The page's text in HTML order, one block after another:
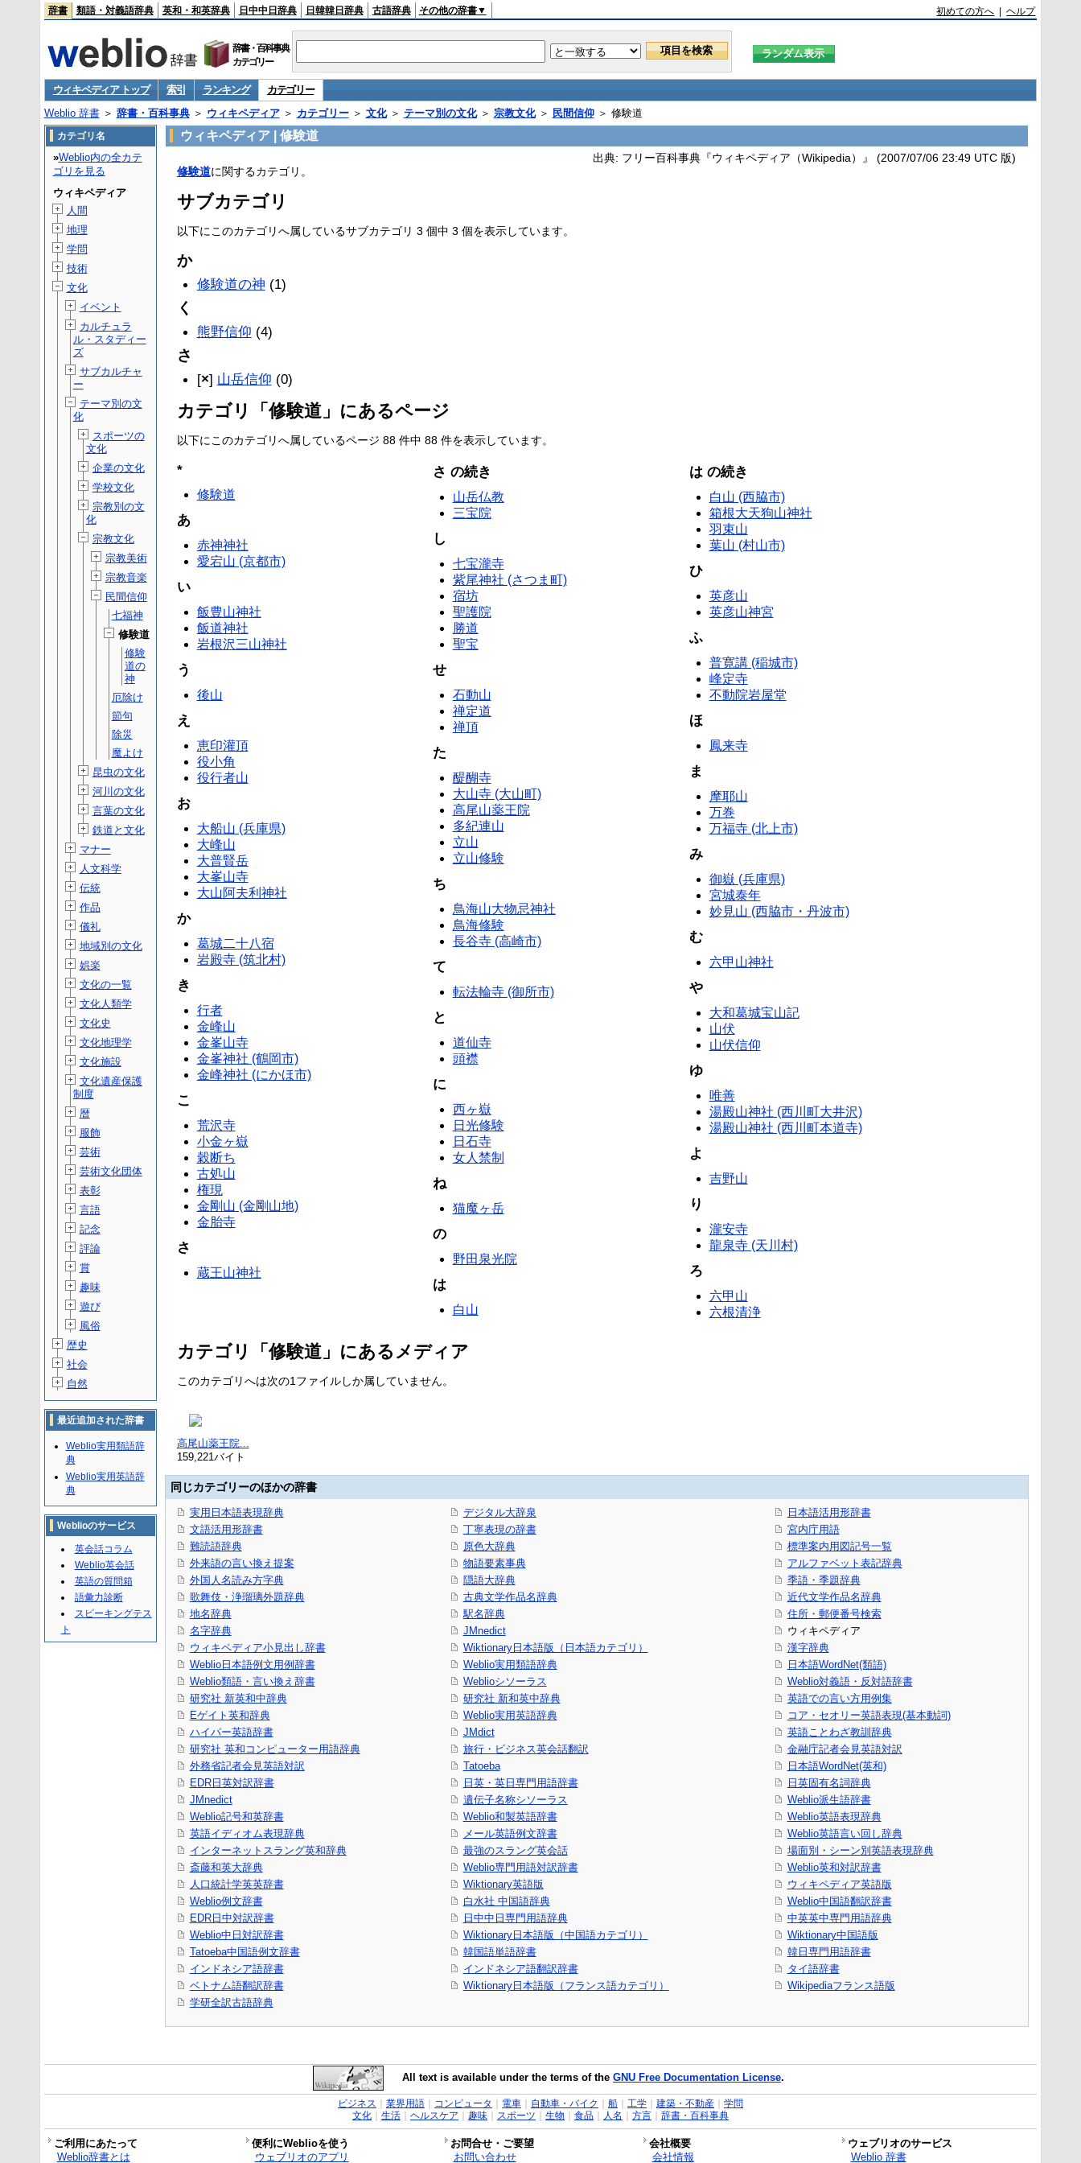
辞書 類語・対義語辞典 英和・和英辞典 日中中日辞典 日韓韓日辞典 古語辞典 その他の辞書▼ 初めての方へ |ヘルプ
辞書・百科事典
カテゴリー
ウィキペディア トップ 索引 ランキング
カテゴリー
Weblio 辞書＞ 辞書・百科事典＞ ウィキペディア＞ カテゴリー＞ 文化＞ テーマ別の文化＞ 宗教文化＞ 民間信仰＞ 修験道
ウィキペディア | 修験道
出典: フリー百科事典『ウィキペディア（Wikipedia）』 (2007/07/06 23:49 UTC 版)
修験道に関するカテゴリ。
サブカテゴリ
以下にこのカテゴリへ属しているサブカテゴリ 3 個中 3 個を表示しています。
か
修験道の神 (1)
く
熊野信仰 (4)
さ
[×] 山岳信仰 (0)
カテゴリ「修験道」にあるページ
以下にこのカテゴリへ属しているページ 88 件中 88 件を表示しています。
*
修験道
あ
赤神神社
愛宕山 (京都市)
い
飯豊山神社
飯道神社
岩根沢三山神社
う
後山
え
恵印灌頂
役小角
役行者山
お
大船山 (兵庫県)
大峰山
大普賢岳
大峯山寺
大山阿夫利神社
か
葛城二十八宿
岩殿寺 (筑北村)
き
行者
金峰山
金峯山寺
金峯神社 (鶴岡市)
金峰神社 (にかほ市)
こ
荒沢寺
小金ヶ嶽
穀断ち
古処山
権現
金剛山 (金剛山地)
金胎寺
さ
蔵王山神社
さ の続き
山岳仏教
三宝院
し
七宝瀧寺
紫尾神社 (さつま町)
宿坊
聖護院
勝道
聖宝
せ
石動山
禅定道
禅頂
た
醍醐寺
大山寺 (大山町)
高尾山薬王院
多紀連山
立山
立山修験
ち
鳥海山大物忌神社
鳥海修験
長谷寺 (高崎市)
て
転法輪寺 (御所市)
と
道仙寺
頭襟
に
西ヶ嶽
日光修験
日石寺
女人禁制
ね
猫魔ヶ岳
の
野田泉光院
は
白山
は の続き
白山 (西脇市)
箱根大天狗山神社
羽束山
葉山 (村山市)
ひ
英彦山
英彦山神宮
ふ
普寛講 (稲城市)
峰定寺
不動院岩屋堂
ほ
鳳来寺
ま
摩耶山
万巻
万福寺 (北上市)
み
御嶽 (兵庫県)
宮城泰年
妙見山 (西脇市・丹波市)
む
六甲山神社
や
大和葛城宝山記
山伏
山伏信仰
ゆ
唯善
湯殿山神社 (西川町大井沢)
湯殿山神社 (西川町本道寺)
よ
吉野山
り
瀧安寺
龍泉寺 (天川村)
ろ
六甲山
六根清浄
カテゴリ「修験道」にあるメディア
このカテゴリへは次の1ファイルしか属していません。
高尾山薬王院...
159,221バイト
同じカテゴリーのほかの辞書
実用日本語表現辞典
文語活用形辞書
難読語辞典
外来語の言い換え提案
外国人名読み方字典
歌舞伎・浄瑠璃外題辞典
地名辞典
名字辞典
ウィキペディア小見出し辞書
Weblio日本語例文用例辞書
Weblio類語・言い換え辞書
研究社 新英和中辞典
Eゲイト英和辞典
ハイパー英語辞書
研究社 英和コンピューター用語辞典
外務省記者会見英語対訳
EDR日英対訳辞書
JMnedict
Weblio記号和英辞書
英語イディオム表現辞典
インターネットスラング英和辞典
斎藤和英大辞典
人口統計学英英辞書
Weblio例文辞書
EDR日中対訳辞書
Weblio中日対訳辞書
Tatoeba中国語例文辞書
インドネシア語辞書
ベトナム語翻訳辞書
学研全訳古語辞典
デジタル大辞泉
丁寧表現の辞書
原色大辞典
物語要素事典
隠語大辞典
古典文学作品名辞典
駅名辞典
JMnedict
Wiktionary日本語版（日本語カテゴリ）
Weblio実用類語辞典
Weblioシソーラス
研究社 新和英中辞典
Weblio実用英語辞典
JMdict
旅行・ビジネス英会話翻訳
Tatoeba
日英・英日専門用語辞書
遺伝子名称シソーラス
Weblio和製英語辞書
メール英語例文辞書
最強のスラング英会話
Weblio専門用語対訳辞書
Wiktionary英語版
白水社 中国語辞典
日中中日専門用語辞典
Wiktionary日本語版（中国語カテゴリ）
韓国語単語辞書
インドネシア語翻訳辞書
Wiktionary日本語版（フランス語カテゴリ）
日本語活用形辞書
宮内庁用語
標準案内用図記号一覧
アルファベット表記辞典
季語・季題辞典
近代文学作品名辞典
住所・郵便番号検索
ウィキペディア
漢字辞典
日本語WordNet(類語)
Weblio対義語・反対語辞書
英語での言い方用例集
コア・セオリー英語表現(基本動詞)
英語ことわざ教訓辞典
金融庁記者会見英語対訳
日本語WordNet(英和)
日英固有名詞辞典
Weblio派生語辞書
Weblio英語表現辞典
Weblio英語言い回し辞典
場面別・シーン別英語表現辞典
Weblio英和対訳辞書
ウィキペディア英語版
Weblio中国語翻訳辞書
中英英中専門用語辞典
Wiktionary中国語版
韓日専門用語辞書
タイ語辞書
Wikipediaフランス語版
カテゴリ名
»Weblio内の全カテ
ゴリを見る
ウィキペディア
人間
地理
学問
技術
文化
イベント
カルチュラ
ル・スタディー
ズ
サブカルチャ
ー
テーマ別の文
化
スポーツの
文化
企業の文化
学校文化
宗教別の文
化
宗教文化
宗教美術
宗教音楽
民間信仰
七福神
修験道
修験
道の
神
厄除け
節句
除災
魔よけ
昆虫の文化
河川の文化
言葉の文化
鉄道と文化
マナー
人文科学
伝統
作品
儀礼
地域別の文化
娯楽
文化の一覧
文化人類学
文化史
文化地理学
文化施設
文化遺産保護
制度
暦
服飾
芸術
芸術文化団体
表彰
言語
記念
評論
賞
趣味
遊び
風俗
歴史
社会
自然
最近追加された辞書
Weblio実用類語辞
典
Weblio実用英語辞
典
Weblioのサービス
英会話コラム
Weblio英会話
英語の質問箱
語彙力診断
スピーキングテス
ト
All text is available under the terms of the GNU Free Documentation License.
ビジネス 業界用語｜ コンピュータ 電車｜ 自動車・バイク 船｜ 工学｜ 建築・不動産｜ 学問
文化｜ 生活｜ ヘルスケア 趣味｜ スポーツ 生物 食品｜ 人名 方言 辞書・百科事典
ご利用にあたって 便利にWeblioを使う お問合せ・ご要望 会社概要
ウェブリオのサービス
Weblio辞書とは
ウェブリオのアプリ お問い合わせ 会社情報 Weblio 辞書